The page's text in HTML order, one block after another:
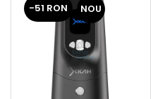
-51 RON NOU